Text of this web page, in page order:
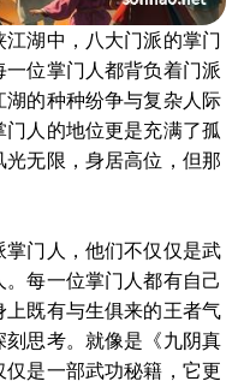
湖中，八大门派的掌门
一位掌门人都背负着门派
的种种纷争与复杂人际
人的地位更是充满了孤
无限，身居高位，但那
掌门人，他们不仅仅是武
每一位掌门人都有自己
既有与生俱来的王者气
刻思考。就像是《九阴真
是一部武功秘籍，它更